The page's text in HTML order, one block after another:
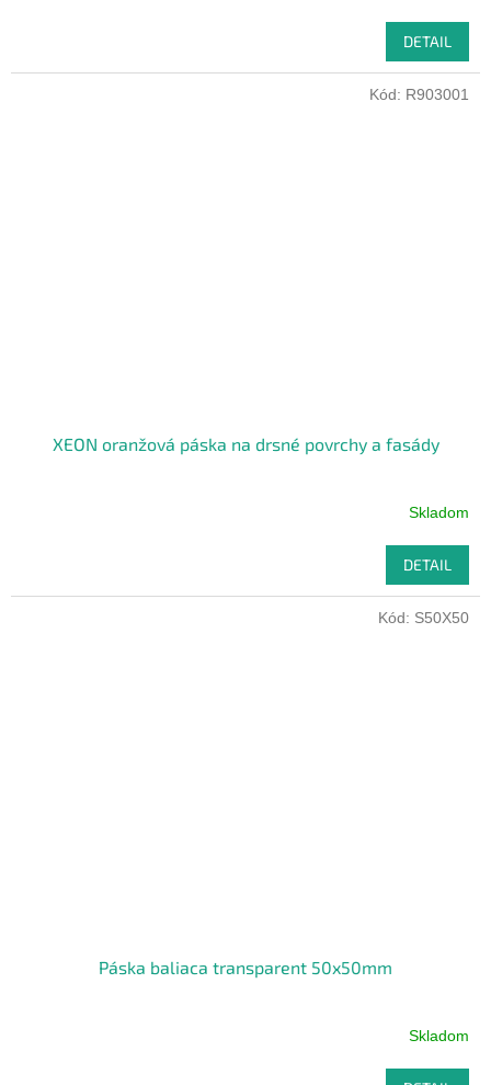
DETAIL
XEON oranžová páska na drsné povrchy a fasády
Skladom
DETAIL
Kód: R903001
Páska baliaca transparent 50x50mm
Skladom
Kód: S50X50